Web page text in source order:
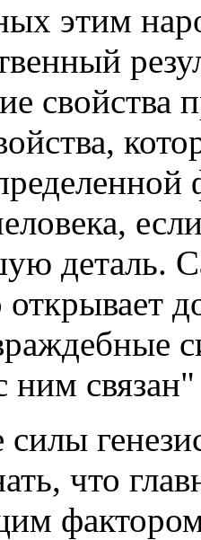
этим
свойства
деталь.
ним
что